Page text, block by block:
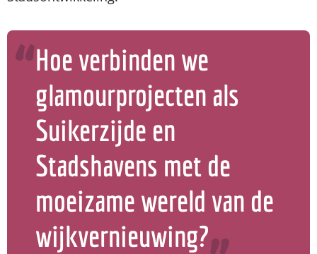
Hoe verbinden we
glamourprojecten als
Suikerzijde en
Stadshavens met de
moeizame wereld van de
wijkvernieuwing?